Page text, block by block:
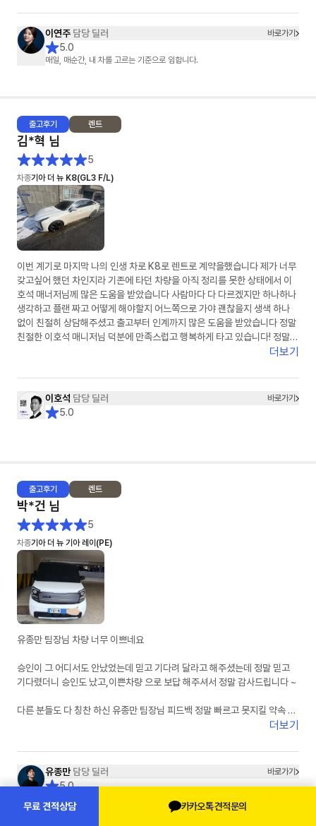
도 많이 하는 스타일이었는데 이번에는 의심할 필요도 없었고 깐깐하게 굴
필요도 없을 만큼 꼼꼼하게 하나하나 함께 확인해 주셔서 마음 놓고 진행할
수 있었습니다!! 주변에서 렌트 이용을 고민하는 분이 있다면 주저 없이 소개
해 드리고 싶은 매니저님이었습니다 👍 그동안 고생 정말 많으셨고 진심으
이연주 담당 딜러 바로가기
5.0
매일, 매순간, 내 차를 고르는 기준으로 임합니다.
출고후기 렌트
김*혁 님
5
차종기아 더 뉴 K8(GL3 F/L)
이번 계기로 마지막 나의 인생 차로 K8로 렌트로 계약을했습니다 제가 너무
갖고싶어 했던 차인지라 기존에 타던 차량을 아직 정리를 못한 상태에서 이
호석 매너저님께 많은 도움을 받았습니다 사람마다 다 다르겠지만 하나하나
생각하고 플랜 짜고 어떻게 해야할지 어느쪽으로 가야 괜찮을지 생색 하나
없이 친절히 상담해주셨고 출고부터 인계까지 많은 도움을 받았습니다 정말
친절한 이호석 매니저님 덕분에 만족스럽고 행복하게 타고 있습니다! 정말
더보기
이호석 담당 딜러 바로가기
5.0
출고후기 렌트
박*건 님
5
차종기아 더 뉴 기아 레이(PE)
유종만 팀장님 차량 너무 이쁘네요
승인이 그 어디서도 안났었는데 믿고 기다려 달라고 해주셨는데 정말 믿고
기다렸더니 승인도 났고,이쁜차량 으로 보답 해주셔서 정말 감사드립니다 ~
다른 분들도 다 칭찬 하신 유종만 팀장님 피드백 정말 빠르고 못지킬 약속 안
잘 탈께요 유팀장님 감사드려요
더보기
유종만 담당 딜러 바로가기
5.0
고객님이 선택하실 유종은 유종만 입니다.
카카오톡 견적문의
무료 견적상담